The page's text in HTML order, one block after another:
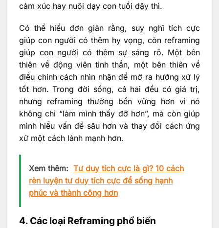
cảm xúc hay nuôi dạy con tuổi dậy thì.
Có thể hiểu đơn giản rằng, suy nghĩ tích cực
giúp con người có thêm hy vọng, còn reframing
giúp con người có thêm sự sáng rõ. Một bên
thiên về động viên tinh thần, một bên thiên về
điều chỉnh cách nhìn nhận để mở ra hướng xử lý
tốt hơn. Trong đời sống, cả hai đều có giá trị,
nhưng reframing thường bền vững hơn vì nó
không chỉ “làm mình thấy đỡ hơn”, mà còn giúp
mình hiểu vấn đề sâu hơn và thay đổi cách ứng
xử một cách lành mạnh hơn.
Xem thêm: Tư duy tích cực là gì? 10 cách
rèn luyện tư duy tích cực để sống hạnh
phúc và thành công hơn
4. Các loại Reframing phổ biến